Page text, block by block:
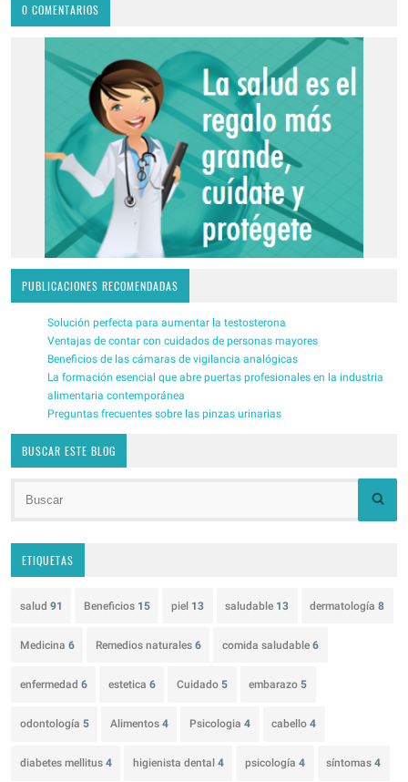
0 COMENTARIOS
PUBLICACIONES RECOMENDADAS
Solución perfecta para aumentar la testosterona
Ventajas de contar con cuidados de personas mayores
Beneficios de las cámaras de vigilancia analógicas
La formación esencial que abre puertas profesionales en la industria
alimentaria contemporánea
Preguntas frecuentes sobre las pinzas urinarias
BUSCAR ESTE BLOG
ETIQUETAS
salud 91 Beneficios 15 piel 13 saludable 13 dermatología8
Medicina 6 Remedios naturales 6 comida saludable 6
enfermedad 6 estetica 6 Cuidado 5 embarazo 5
odontología 5 Alimentos 4 Psicologia 4 cabello4
diabetes mellitus 4 higienista dental 4 psicología 4 síntomas4